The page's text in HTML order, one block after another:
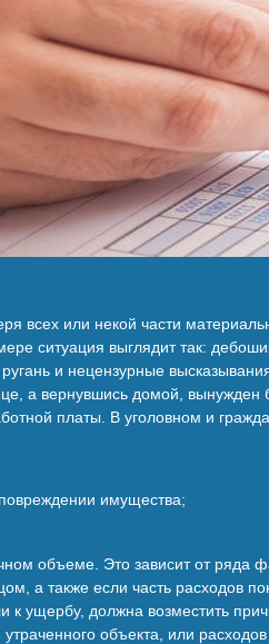
или некой части
ситуация выглядит так:
и нецензурные
а вернувшись домой,
платы. В уголовном и
имущества;
объеме. Это зависит от ряда
а также если часть расходов
к ущербу, должна возместить
объекта, или